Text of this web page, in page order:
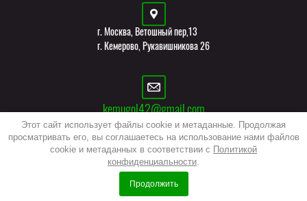
г. Москва, Ветошный пер,13
г. Кемерово, Рукавишникова 26
kemugol42@gmail.com
Изготовление сайта — megagroup.ru
Этот сайт использует файлы cookie и метаданные. Продолжая
просматривать его, вы соглашаетесь на использование нами файлов
cookie и метаданных в соответствии с Политикой
конфиденциальности.
Продолжить